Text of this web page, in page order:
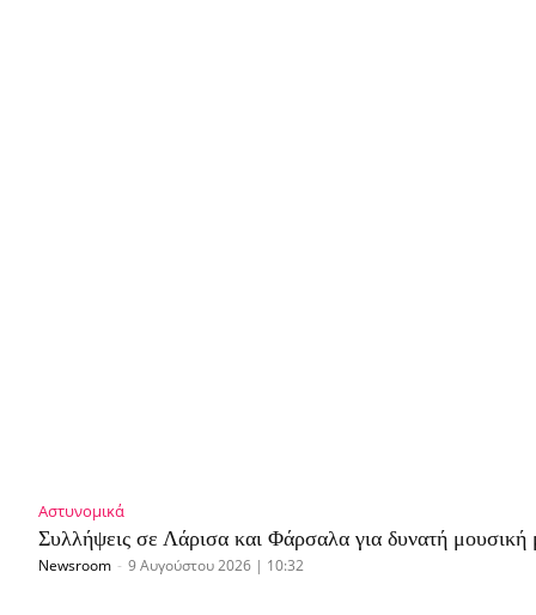
Αστυνομικά
Συλλήψεις σε Λάρισα και Φάρσαλα για δυνατή μουσική
Newsroom - 9 Αυγούστου 2026 | 10:32